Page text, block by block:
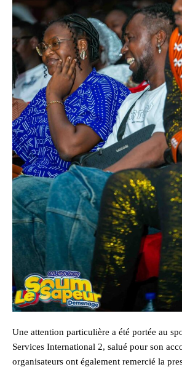
Une attention particulière a été portée au
Services International 2, salué pour son
organisateurs ont également remercié la